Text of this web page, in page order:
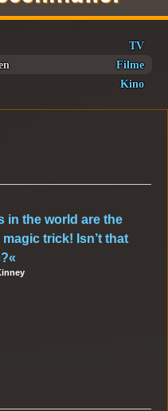
TV
Filme
Kino
in the world are the
trick! Isn’t that